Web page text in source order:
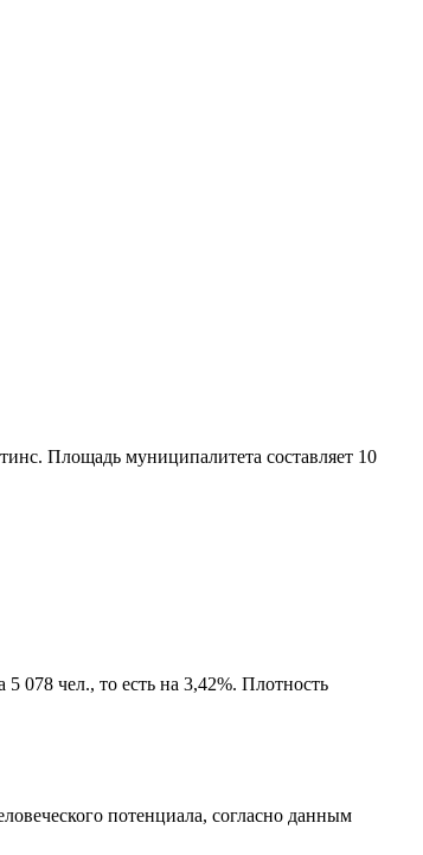
. Площадь муниципалитета составляет 10
078 чел., то есть на 3,42%. Плотность
потенциала, согласно данным